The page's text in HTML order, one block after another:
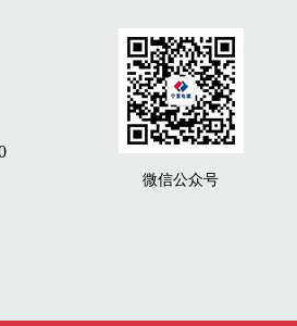
微信公众号